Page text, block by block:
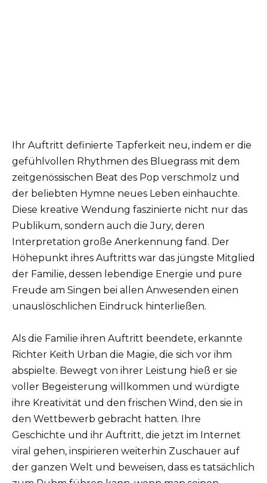
Ihr Auftritt definierte Tapferkeit neu, indem er die
gefühlvollen Rhythmen des Bluegrass mit dem
zeitgenössischen Beat des Pop verschmolz und
der beliebten Hymne neues Leben einhauchte.
Diese kreative Wendung faszinierte nicht nur das
Publikum, sondern auch die Jury, deren
Interpretation große Anerkennung fand. Der
Höhepunkt ihres Auftritts war das jüngste Mitglied
der Familie, dessen lebendige Energie und pure
Freude am Singen bei allen Anwesenden einen
unauslöschlichen Eindruck hinterließen.
Als die Familie ihren Auftritt beendete, erkannte
Richter Keith Urban die Magie, die sich vor ihm
abspielte. Bewegt von ihrer Leistung hieß er sie
voller Begeisterung willkommen und würdigte
ihre Kreativität und den frischen Wind, den sie in
den Wettbewerb gebracht hatten. Ihre
Geschichte und ihr Auftritt, die jetzt im Internet
viral gehen, inspirieren weiterhin Zuschauer auf
der ganzen Welt und beweisen, dass es tatsächlich